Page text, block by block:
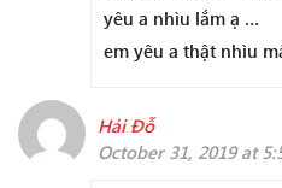
yêu a nhìu lắm ạ …
em yêu a thật nhìu
Hải Đỗ
October 31, 2019 at